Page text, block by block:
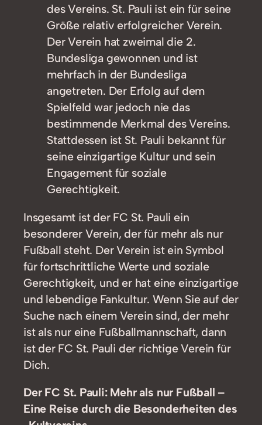
des Vereins. St. Pauli ist ein für seine
Größe relativ erfolgreicher Verein.
Der Verein hat zweimal die 2.
Bundesliga gewonnen und ist
mehrfach in der Bundesliga
angetreten. Der Erfolg auf dem
Spielfeld war jedoch nie das
bestimmende Merkmal des Vereins.
Stattdessen ist St. Pauli bekannt für
seine einzigartige Kultur und sein
Engagement für soziale
Gerechtigkeit.
Insgesamt ist der FC St. Pauli ein
besonderer Verein, der für mehr als nur
Fußball steht. Der Verein ist ein Symbol
für fortschrittliche Werte und soziale
Gerechtigkeit, und er hat eine einzigartige
und lebendige Fankultur. Wenn Sie auf der
Suche nach einem Verein sind, der mehr
ist als nur eine Fußballmannschaft, dann
ist der FC St. Pauli der richtige Verein für
Dich.
Der FC St. Pauli: Mehr als nur Fußball –
Eine Reise durch die Besonderheiten des